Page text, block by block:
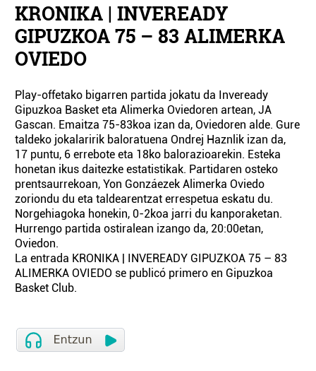
KRONIKA | INVEREADY
GIPUZKOA 75 – 83 ALIMERKA
OVIEDO
Play-offetako bigarren partida jokatu da Inveready
Gipuzkoa Basket eta Alimerka Oviedoren artean, JA
Gascan. Emaitza 75-83koa izan da, Oviedoren alde. Gure
taldeko jokalaririk baloratuena Ondrej Haznlik izan da,
17 puntu, 6 errebote eta 18ko balorazioarekin. Esteka
honetan ikus daitezke estatistikak. Partidaren osteko
prentsaurrekoan, Yon Gonzáezek Alimerka Oviedo
zoriondu du eta taldearentzat errespetua eskatu du.
Norgehiagoka honekin, 0-2koa jarri du kanporaketan.
Hurrengo partida ostiralean izango da, 20:00etan,
Oviedon.
La entrada KRONIKA | INVEREADY GIPUZKOA 75 – 83
ALIMERKA OVIEDO se publicó primero en Gipuzkoa
Basket Club.